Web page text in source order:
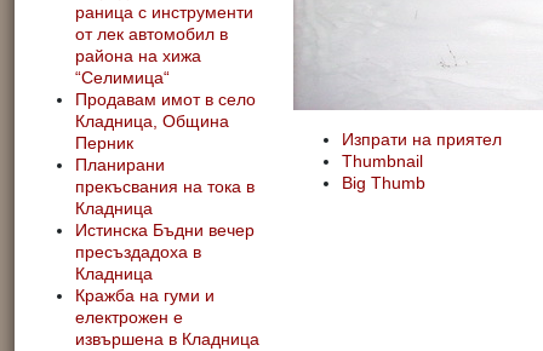
раница с инструменти
от лек автомобил в
района на хижа
“Селимица“
Продавам имот в село
Кладница, Община
Перник
Планирани
прекъсвания на тока в
Кладница
Истинска Бъдни вечер
пресъздадоха в
Кладница
Кражба на гуми и
електрожен е
извършена в Кладница
Изпрати на приятел
Thumbnail
Big Thumb